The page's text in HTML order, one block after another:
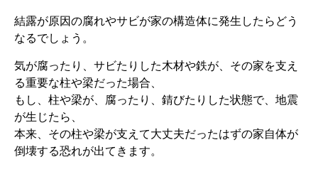
結露が原因の腐れやサビが家の構造体に発生したらどう
なるでしょう。
気が腐ったり、サビたりした木材や鉄が、その家を支え
る重要な柱や梁だった場合、
もし、柱や梁が、腐ったり、錆びたりした状態で、地震
が生じたら、
本来、その柱や梁が支えて大丈夫だったはずの家自体が
倒壊する恐れが出てきます。